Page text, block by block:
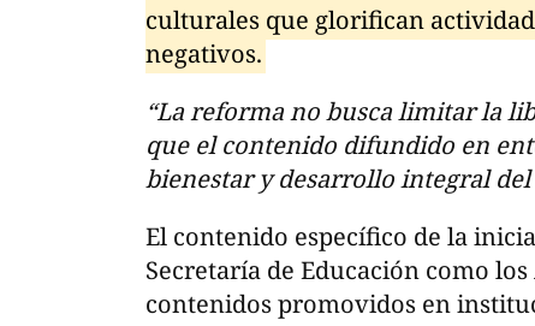
culturales que glorifican
negativos.
“La reforma no busca limitar la
que el contenido difundido en
bienestar y desarrollo integral
El contenido específico de la
Secretaría de Educación como
contenidos promovidos en